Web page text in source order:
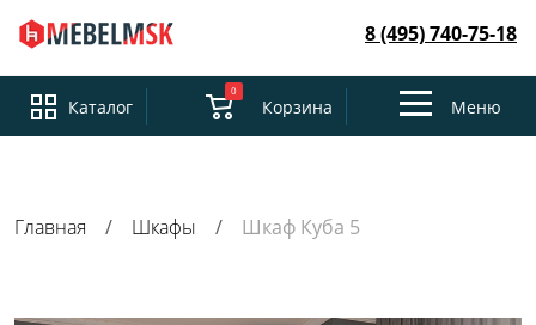
8 (495) 740-75-18
Каталог
0
Корзина
ToggleМеню
Главная Шкафы Шкаф Куба 5